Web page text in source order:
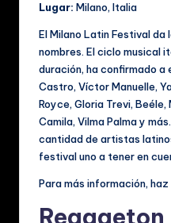
Lugar: Milano, Italia
El Milano Latin Festival da
nombres. El ciclo musical
duración, ha confirmado
Castro, Víctor Manuelle,
Royce, Gloria Trevi,
Camila, Vilma Palma y
cantidad de artistas
festival uno a tener en
Para más información,